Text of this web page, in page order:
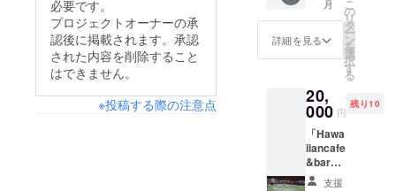
必要です。
プロジェクトオーナーの承
認後に掲載されます。承認
された内容を削除すること
はできません。
※投稿する際の注意点
カーを6
種セッ
トでご
にご紹
介させ
ただく
お名前
をご入
力くだ
ト」 参
加店舗
25店で
ご利用
食事券
をご提
供しま
す。 ま
た、今
回のプ
ログラ
月
詳細を見る
こ
の
リ
タ
ー
ン
を
選
択
す
る
20,
000 円
残り10
「Hawa
iiancafe
&bar
Hurrica
支援